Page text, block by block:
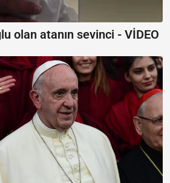
olan atanın sevinci - VİDEO